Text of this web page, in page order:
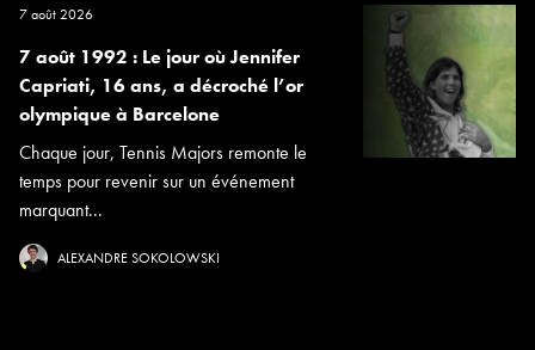
7 août 2026
7 août 1992 : Le jour où Jennifer
Capriati, 16 ans, a décroché l’or
olympique à Barcelone
Chaque jour, Tennis Majors remonte le
temps pour revenir sur un événement
marquant...
ALEXANDRE SOKOLOWSKI